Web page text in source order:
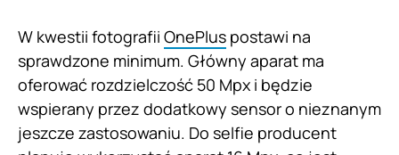
W kwestii fotografii OnePlus postawi na
sprawdzone minimum. Główny aparat ma
oferować rozdzielczość 50 Mpx i będzie
wspierany przez dodatkowy sensor o nieznanym
jeszcze zastosowaniu. Do selfie producent